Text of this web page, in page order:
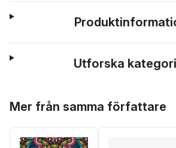
Utforska
Mer från samma författare